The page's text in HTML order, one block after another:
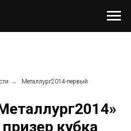
→ Металлург2014-первый
кубка